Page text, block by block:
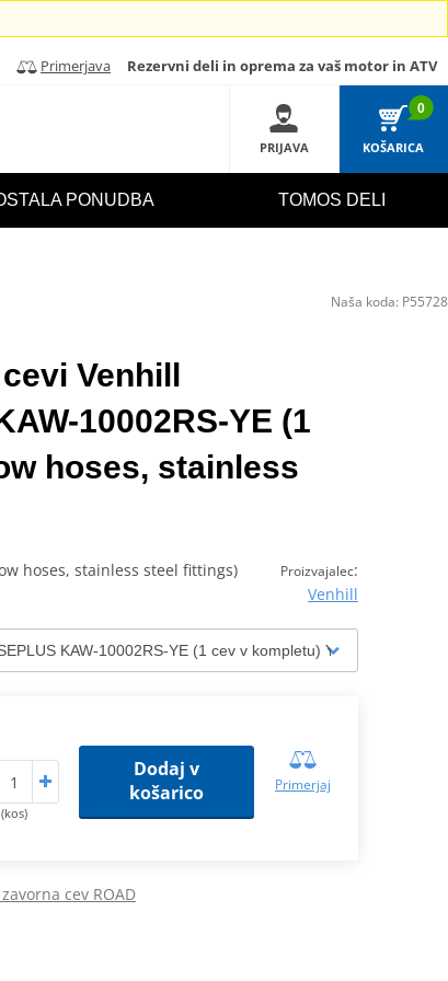
Primerjava Rezervni deli in oprema za vaš motor in ATV
PRIJAVA
0
KOŠARICA
PONUDBA TOMOS DELI
Venhill
10002RS-YE (1
hoses, stainless
Proizvajalec:
Venhill
hoses, stainless steel fittings)
(kos)
Dodaj v
košarico
Primerjaj
cev ROAD
Naša koda: P55728